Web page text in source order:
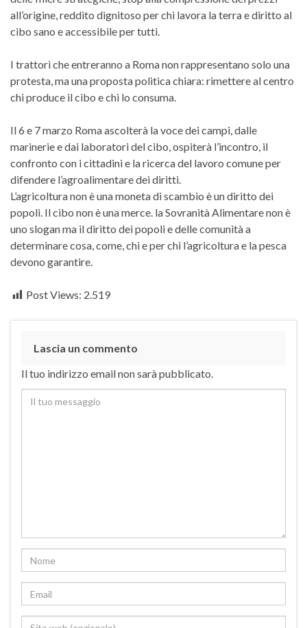
all’origine, reddito dignitoso per chi lavora la terra e diritto al
cibo sano e accessibile per tutti.
I trattori che entreranno a Roma non rappresentano solo una
protesta, ma una proposta politica chiara: rimettere al centro
chi produce il cibo e chi lo consuma.
Il 6 e 7 marzo Roma ascolterà la voce dei campi, dalle
marinerie e dai laboratori del cibo, ospiterà l’incontro, il
confronto con i cittadini e la ricerca del lavoro comune per
difendere l’agroalimentare dei diritti.
L’agricoltura non è una moneta di scambio è un diritto dei
popoli. Il cibo non è una merce. la Sovranità Alimentare non è
uno slogan ma il diritto dei popoli e delle comunità a
determinare cosa, come, chi e per chi l’agricoltura e la pesca
devono garantire.
Post Views: 2.519
Lascia un commento
Il tuo indirizzo email non sarà pubblicato.